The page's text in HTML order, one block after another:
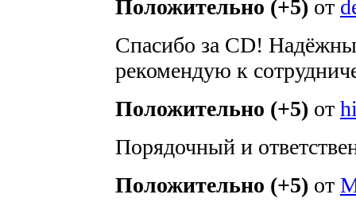
Положительно (+5) от
Спасибо за CD!
рекомендую к
Положительно (+5) от
Порядочный и
Положительно (+5) от